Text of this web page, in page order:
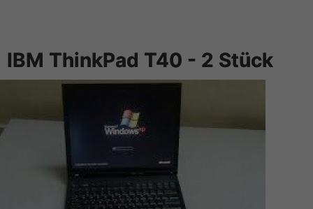
IBM ThinkPad T40 - 2 Stück